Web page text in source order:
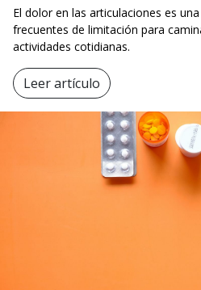
El dolor en las articulaciones es
frecuentes de limitación para
actividades cotidianas.
Leer artículo